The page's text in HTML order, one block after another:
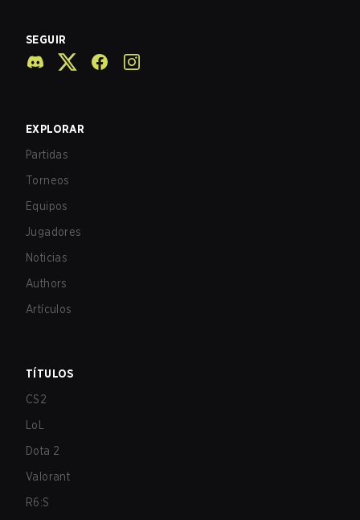
SEGUIR
EXPLORAR
Partidas
Torneos
Equipos
Jugadores
Noticias
Authors
Artículos
TÍTULOS
CS2
LoL
Dota 2
Valorant
R6:S